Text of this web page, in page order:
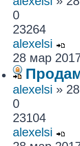
0
23264
alexelsi
28 мар
alexelsi »
0
23104
alexelsi